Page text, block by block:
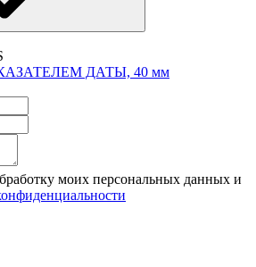
ДАТЫ, 40 мм
моих персональных данных и